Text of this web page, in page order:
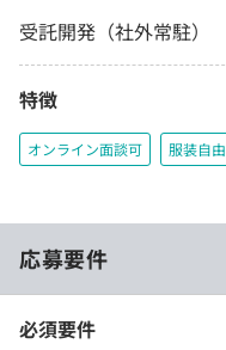
受託開発（社外常駐）
特徴
オンライン面談可 服装自由
応募要件
必須要件